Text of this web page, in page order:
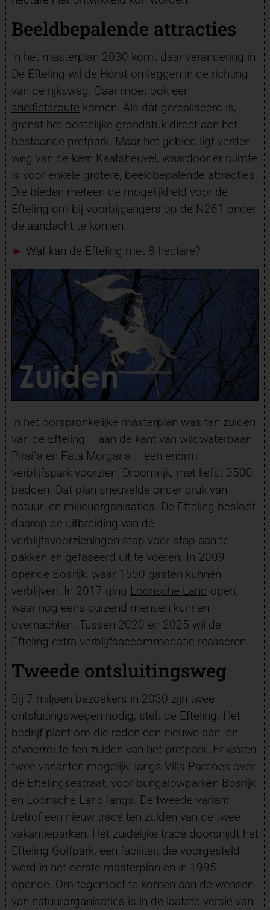
Beeldbepalende attracties
In het masterplan 2030 komt daar verandering in.
De Efteling wil de Horst omleggen in de richting
van de rijksweg. Daar moet ook een
snelfietsroute komen. Als dat gerealiseerd is,
grenst het oostelijke grondstuk direct aan het
bestaande pretpark. Maar het gebied ligt verder
weg van de kern Kaatsheuvel, waardoor er ruimte
is voor enkele grotere, beeldbepalende attracties.
Die bieden meteen de mogelijkheid voor de
Efteling om bij voorbijgangers op de N261 onder
de aandacht te komen.
► Wat kan de Efteling met 8 hectare?
In het oorspronkelijke masterplan was ten zuiden
van de Efteling – aan de kant van wildwaterbaan
Piraña en Fata Morgana – een enorm
verblijfspark voorzien: Droomrijk, met liefst 3500
bedden. Dat plan sneuvelde onder druk van
natuur- en milieuorganisaties. De Efteling besloot
daarop de uitbreiding van de
verblijfsvoorzieningen stap voor stap aan te
pakken en gefaseerd uit te voeren. In 2009
opende Bosrijk, waar 1550 gasten kunnen
verblijven. In 2017 ging Loonsche Land open,
waar nog eens duizend mensen kunnen
overnachten. Tussen 2020 en 2025 wil de
Efteling extra verblijfsaccommodatie realiseren.
Tweede ontsluitingsweg
Bij 7 miljoen bezoekers in 2030 zijn twee
ontsluitingswegen nodig, stelt de Efteling. Het
bedrijf plant om die reden een nieuwe aan- en
afvoerroute ten zuiden van het pretpark. Er waren
twee varianten mogelijk: langs Villa Pardoes over
de Eftelingsestraat, voor bungalowparken Bosrijk
en Loonsche Land langs. De tweede variant
betrof een nieuw tracé ten zuiden van de twee
vakantieparken. Het zuidelijke tracé doorsnijdt het
Efteling Golfpark, een faciliteit die voorgesteld
werd in het eerste masterplan en in 1995
opende. Om tegemoet te komen aan de wensen
van natuurorganisaties is in de laatste versie van